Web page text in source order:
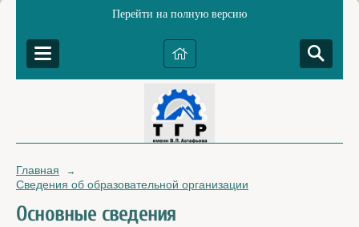
Перейти на полную версию
Главная →
Сведения об образовательной организации
Основные сведения